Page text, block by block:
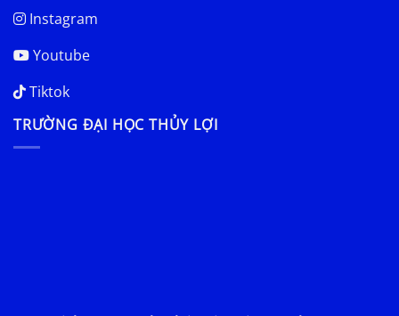
Instagram
Youtube
Tiktok
TRƯỜNG ĐẠI HỌC THỦY LỢI